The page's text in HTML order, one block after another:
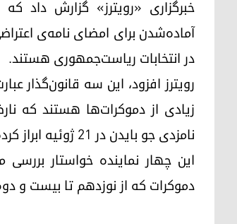
خبرگزاری «رویترز» گزارش داد
آماده‌شدن برای امضای نامه‌ی
در انتخابات ریاست‌جمهوری هستند.
رویترز افزود، این سه قانون‌گذار
زیادی از دموکرات‌ها هستند که
نامزدی جو بایدن در ۲۱ ژوئیه ابراز کرده‌اند.
این چهار نماینده خواستار
دموکرات که از نوزدهم تا بیست و